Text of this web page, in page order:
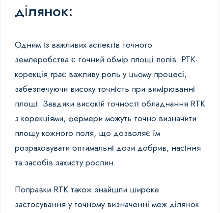
ділянок:
Одним із важливих аспектів точного
землеробства є точний обмір площі полів. РТК-
корекція грає важливу роль у цьому процесі,
забезпечуючи високу точність при вимірюванні
площі. Завдяки високій точності обладнання RTK
з корекціями, фермери можуть точно визначити
площу кожного поля, що дозволяє їм
розраховувати оптимальні дози добрив, насіння
та засобів захисту рослин.
Поправки RTK також знайшли широке
застосування у точному визначенні меж ділянок